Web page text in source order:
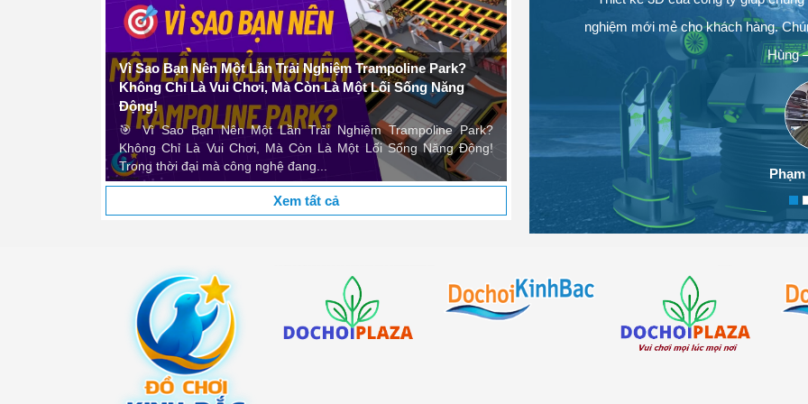
- Để biết thêm thông tin, khách hàng có thể liên hệ với chúng tôi qua:
- **Hotline:0972138988 - 0907105668 - 1900633469
- **Email:
dochoikinhbac@gmail.com
- Hoặc qua trang liên hệ trên websitedochoikinhbac.com - dochoikinhbac.vn
Xem tất cả
cạnh của dự án của chúng tôi." - Lê Thị Mai Linh – Kiên Giang
Lê Thị Mai Linh
nghiệm mới mẻ cho khách hàng.
Hùng